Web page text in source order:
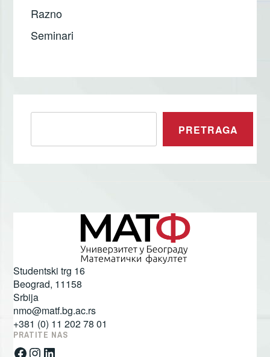
Razno
Seminari
Pretraga
PRETRAGA
Studentski trg 16
Beograd, 11158
Srbija
nmo@matf.bg.ac.rs
+381 (0) 11 202 78 01
PRATITE NAS
Facebook Instagram LinkedIn